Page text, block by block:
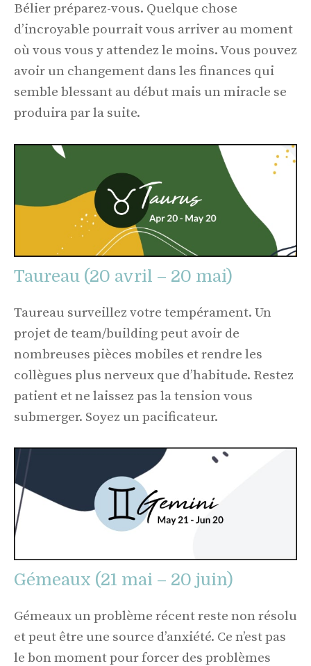
Bélier préparez-vous. Quelque chose
d’incroyable pourrait vous arriver au moment
où vous vous y attendez le moins. Vous pouvez
avoir un changement dans les finances qui
semble blessant au début mais un miracle se
produira par la suite.
Taureau (20 avril – 20 mai)
Taureau surveillez votre tempérament. Un
projet de team/building peut avoir de
nombreuses pièces mobiles et rendre les
collègues plus nerveux que d’habitude. Restez
patient et ne laissez pas la tension vous
submerger. Soyez un pacificateur.
Gémeaux (21 mai – 20 juin)
Gémeaux un problème récent reste non résolu
et peut être une source d’anxiété. Ce n’est pas
le bon moment pour forcer des problèmes